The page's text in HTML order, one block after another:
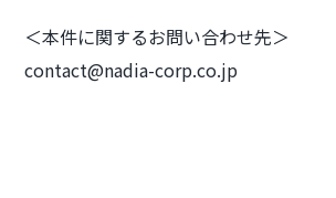
＜本件に関するお問い合わせ先＞
contact@nadia-corp.co.jp